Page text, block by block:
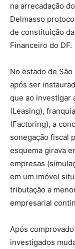
na arrecadação
Delmasso
de constituição
Financeiro do DF.
No estado de
após ser
que ao investigar
(Leasing),
(Factoring), a
sonegação fiscal
esquema girava
empresas
em um imóvel
tributação a
empresarial
Após
investigados